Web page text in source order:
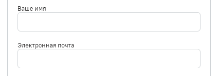
Ваше имя
Электронная почта